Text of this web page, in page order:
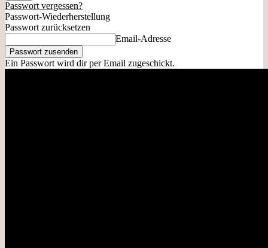
Passwort vergessen?
Passwort-Wiederherstellung
Passwort zurücksetzen
Email-Adresse
Ein Passwort wird dir per Email zugeschickt.